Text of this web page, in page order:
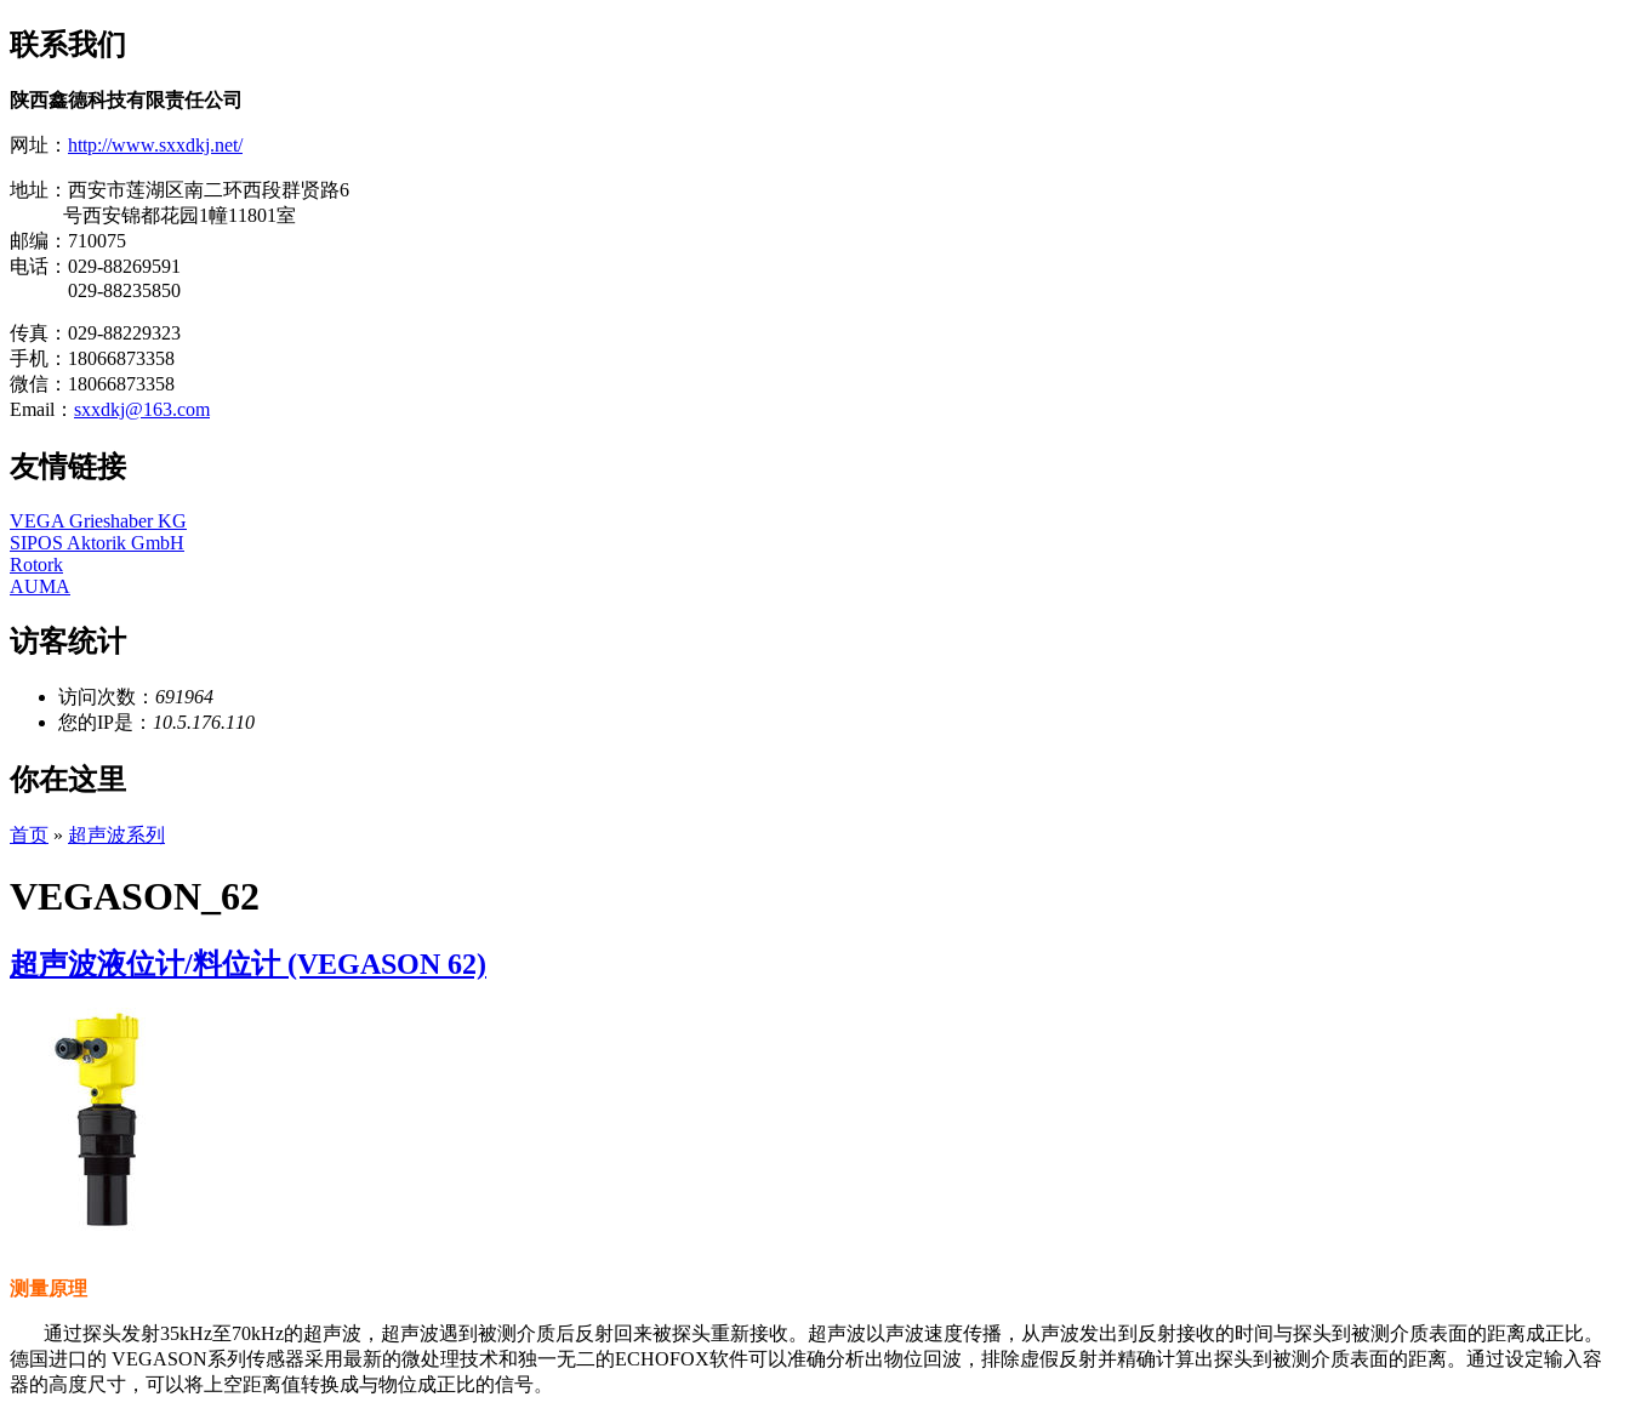
联系我们
陕西鑫德科技有限责任公司
网址： http://www.sxxdkj.net/
地址：西安市莲湖区南二环西段群贤路6
号西安锦都花园1幢11801室
邮编：710075
电话：029-88269591
029-88235850
传真：029-88229323
手机：18066873358
微信：18066873358
Email： sxxdkj@163.com
友情链接
VEGA Grieshaber KG
SIPOS Aktorik GmbH
Rotork
AUMA
访客统计
访问次数： 691964
您的IP是： 10.5.176.110
你在这里
首页 » 超声波系列
VEGASON_62
超声波液位计/料位计 (VEGASON 62)
测量原理
通过探头发射35kHz至70kHz的超声波，超声波遇到被测介质后反射回来被探头重新接收。超声波以声波速度传播，从声波发出到反射接收的时间与探头到被测介质表面的距离成正比。
德国进口的 VEGASON系列传感器采用最新的微处理技术和独一无二的ECHOFOX软件可以准确分析出物位回波，排除虚假反射并精确计算出探头到被测介质表面的距离。通过设定输入容
器的高度尺寸，可以将上空距离值转换成与物位成正比的信号。